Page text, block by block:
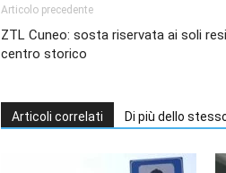
Articolo precedente
ZTL Cuneo: sosta riservata ai soli
centro storico
Articoli correlati Di più dello